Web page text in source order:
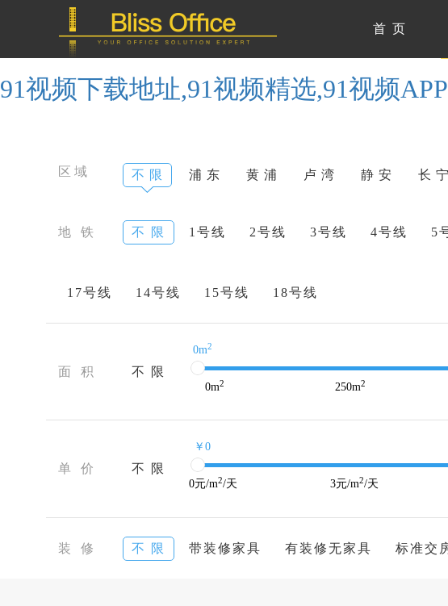
91视频下载地址,91视频精选,91视频
首 页
区域 不 限 浦 东 黄 浦 卢 湾 静 安 长 宁
地 铁 不 限 1号线 2号线 3号线 4号线 5
17号线 14号线 15号线 18号线
面 积 不 限
0m2
0m2 250m2
单 价 不 限
￥0
0元/m2/天 3元/m2/天
装 修 不 限 带装修家具 有装修无家具 标准交